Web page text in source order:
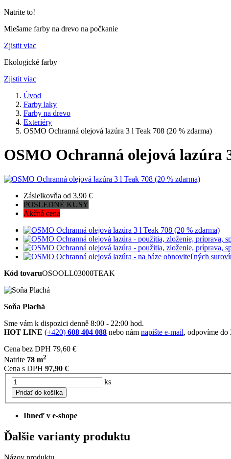
Natrite to!
Miešame farby na drevo na počkanie
Zjistit viac
Ekologické farby
Zjistit viac
Úvod
Farby laky
Farby na drevo
Exteriéry
OSMO Ochranná olejová lazúra 3 l Teak 708 (20 % zdarma)
OSMO Ochranná olejová lazúra
Zásielkovňa od 3,90 €
POSLEDNÉ KUSY
Akčná cena
Kód tovaruOSOOLL03000TEAK
Soňa Plachá
Sme vám k dispozici denně 8:00 - 22:00 hod.
HOT LINE (+420) 608 404 088 nebo nám napište e-mail, odpovíme do
Cena bez DPH 79,60 €
Natrite 78 m2
Cena s DPH 97,90 €
ks
Pridať do košíka
Ihneď v e-shope
Ďalšie varianty produktu
Názov produktu